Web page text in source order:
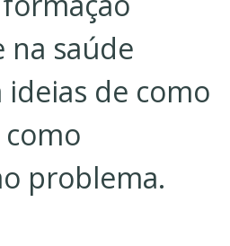
na saúde
de como
problema.